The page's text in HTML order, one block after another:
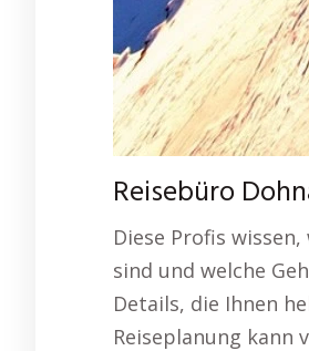
Reisebüro
Diese Profis
sind und welche
Details, die Ihnen
Reiseplanung kann